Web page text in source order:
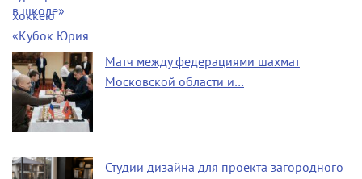
Матч между федерациями шахмат
Московской области и…
Студии дизайна для проекта загородного